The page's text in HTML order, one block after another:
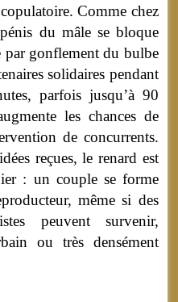
Comme chez
du mâle se bloque
par gonflement du bulbe
solidaires pendant
parfois jusqu’à 90
les chances de
de concurrents.
reçues, le renard est
: un couple se forme
même si des
peuvent survenir,
ou très densément